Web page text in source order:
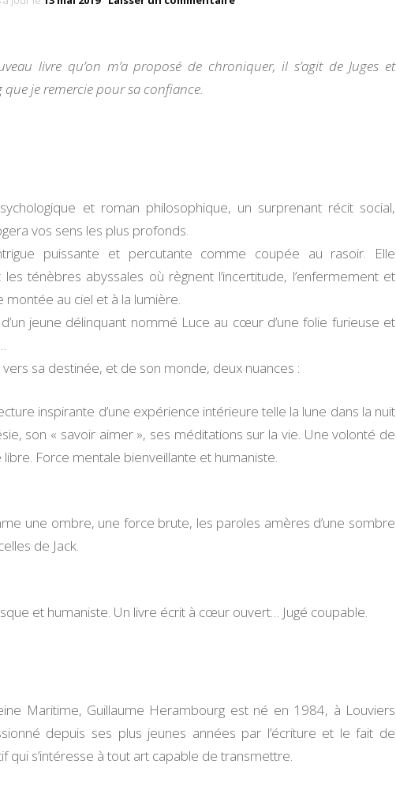
MES TESTS
de
Guillaume
livre qu’on m’a proposé de chroniquer, il s’agit de Juges et
je remercie pour sa confiance.
et roman philosophique, un surprenant récit social,
vos sens les plus profonds.
puissante et percutante comme coupée au rasoir. Elle
ténèbres abyssales où règnent l’incertitude, l’enfermement et
montée au ciel et à la lumière.
jeune délinquant nommé Luce au cœur d’une folie furieuse et
sa destinée, et de son monde, deux nuances :
inspirante d’une expérience intérieure telle la lune dans la nuit
son « savoir aimer », ses méditations sur la vie. Une volonté de
Force mentale bienveillante et humaniste.
une ombre, une force brute, les paroles amères d’une sombre
de Jack.
et humaniste. Un livre écrit à cœur ouvert… Jugé coupable.
Maritime, Guillaume Herambourg est né en 1984, à Louviers
depuis ses plus jeunes années par l’écriture et le fait de
qui s’intéresse à tout art capable de transmettre.